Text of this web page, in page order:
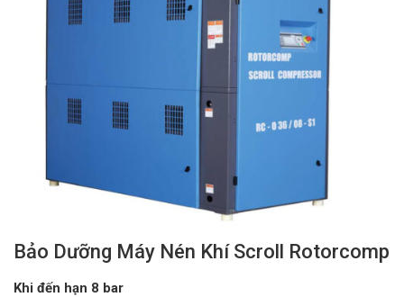
Bảo Dưỡng Máy Nén Khí Scroll Rotorcomp
Khi đến hạn 8 bar